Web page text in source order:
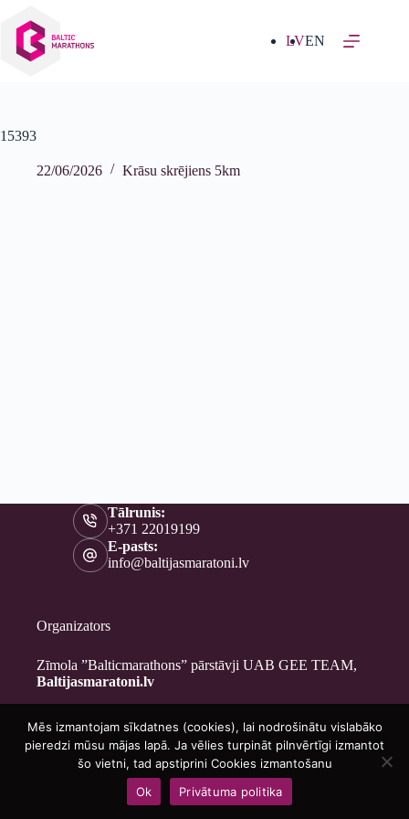
saturu
LVEN
15393
22/06/2026 Krāsu skrējiens 5km
Tālrunis:
+371 22019199
E-pasts:
info@baltijasmaratoni.lv
Organizators
Zīmola ”Balticmarathons” pārstāvji UAB GEE TEAM,
Baltijasmaratoni.lv
Kontakti
Par mums
Brīvprātīgajiem
Privātuma politika
Copyright © 2026 - Baltijasmaratoni.lv
Mēs izmantojam sīkdatnes (cookies), lai nodrošinātu vislabāko
pieredzi mūsu mājas lapā. Ja vēlies turpināt pilnvērtīgi izmantot
šo vietni, tad apstiprini Cookies izmantošanu
Ok
Privātuma politika